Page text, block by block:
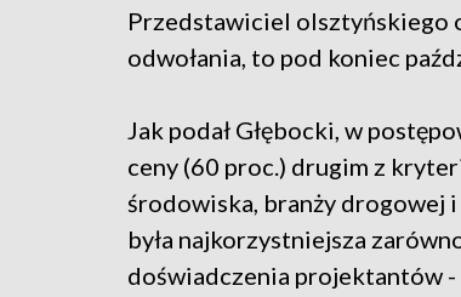
Przedstawiciel olsztyńskiego
odwołania, to pod koniec
Jak podał Głębocki, w
ceny (60 proc.) drugim z
środowiska, branży drogowej
była najkorzystniejsza
doświadczenia projektantów -